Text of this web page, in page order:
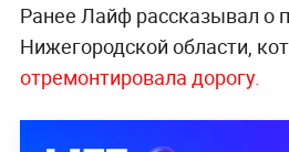
Ранее Лайф рассказывал о
Нижегородской области,
отремонтировала дорогу.